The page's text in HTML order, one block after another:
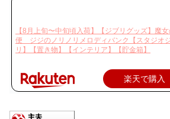
【8月上旬〜中旬頃入荷】【ジブリグッズ】魔女
便 ジジのノリノリメロディバンク【スタジオ
リ】【置き物】【インテリア】【貯金箱】
楽天で購入